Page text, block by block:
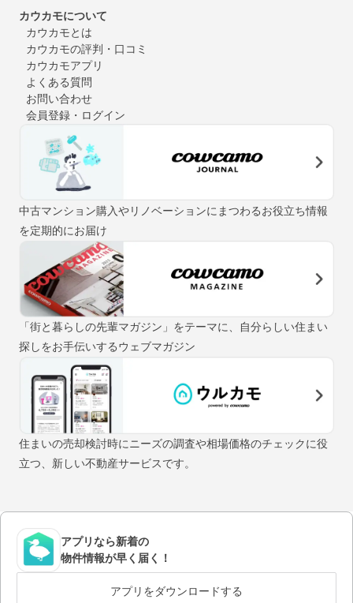
カウカモについて
カウカモとは
カウカモの評判・口コミ
カウカモアプリ
よくある質問
お問い合わせ
会員登録・ログイン
中古マンション購入やリノベーションにまつわるお役立ち情報
を定期的にお届け
「街と暮らしの先輩マガジン」をテーマに、自分らしい住まい
探しをお手伝いするウェブマガジン
住まいの売却検討時にニーズの調査や相場価格のチェックに役
立つ、新しい不動産サービスです。
アプリなら新着の
物件情報が早く届く！
アプリをダウンロードする